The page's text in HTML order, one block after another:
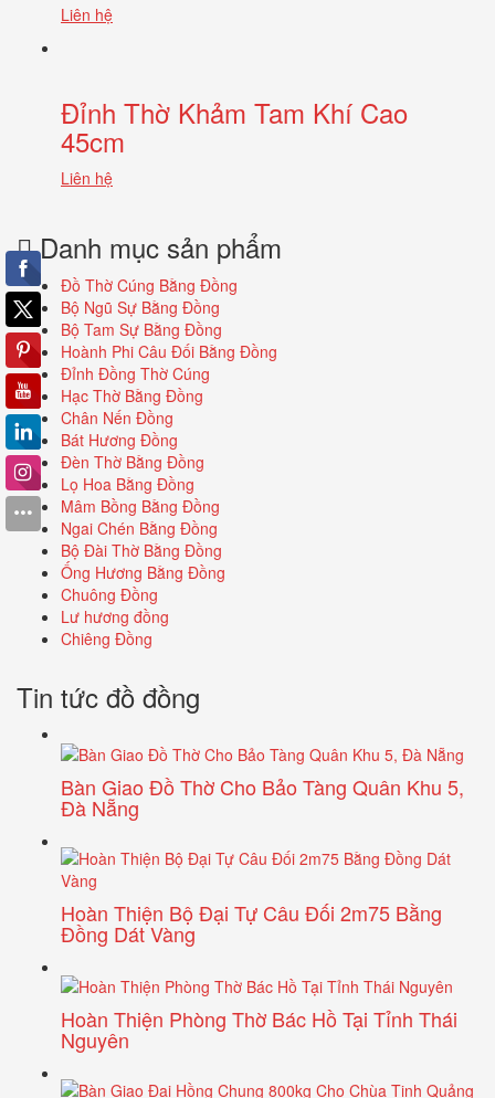
Liên hệ
Đỉnh Thờ Khảm Tam Khí Cao
45cm
Liên hệ
Danh mục sản phẩm
Đồ Thờ Cúng Bằng Đồng
Bộ Ngũ Sự Bằng Đồng
Bộ Tam Sự Bằng Đồng
Hoành Phi Câu Đối Bằng Đồng
Đỉnh Đồng Thờ Cúng
Hạc Thờ Bằng Đồng
Chân Nến Đồng
Bát Hương Đồng
Đèn Thờ Bằng Đồng
Lọ Hoa Bằng Đồng
Mâm Bồng Bằng Đồng
Ngai Chén Bằng Đồng
Bộ Đài Thờ Bằng Đồng
Ống Hương Bằng Đồng
Chuông Đồng
Lư hương đồng
Chiêng Đồng
Tin tức đồ đồng
Bàn Giao Đồ Thờ Cho Bảo Tàng Quân Khu 5,
Đà Nẵng
Hoàn Thiện Bộ Đại Tự Câu Đối 2m75 Bằng
Đồng Dát Vàng
Hoàn Thiện Phòng Thờ Bác Hồ Tại Tỉnh Thái
Nguyên